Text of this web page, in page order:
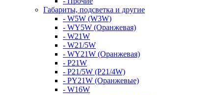
Габариты, подсветка и другие
- W5W (W3W)
- WY5W (Оранжевая)
- W21W
- W21/5W
- WY21W (Оранжевая)
- P21W
- P21/5W (P21/4W)
- PY21W (Оранжевые)
- W16W